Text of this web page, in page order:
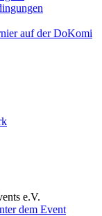
auf der DoKomi
e.V.
dem Event